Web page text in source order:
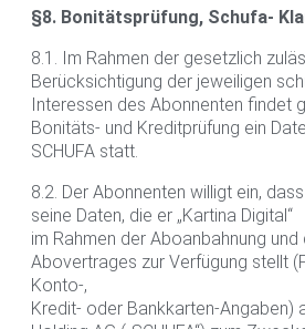
§8. Bonitätsprüfung, Schufa-
8.1. Im Rahmen der gesetzlich
Berücksichtigung der jeweiligen
Interessen des Abonnenten findet
Bonitäts- und Kreditprüfung ein
SCHUFA statt.
8.2. Der Abonnenten willigt ein,
seine Daten, die er „Kartina Digital“
im Rahmen der Aboanbahnung
Abovertrages zur Verfügung stellt
Konto-,
Kredit- oder Bankkarten-Angaben)